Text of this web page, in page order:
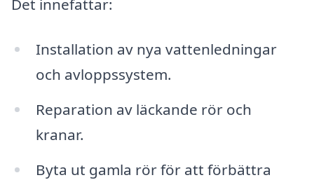
Det innefattar:
Installation av nya vattenledningar
och avloppssystem.
Reparation av läckande rör och
kranar.
Byta ut gamla rör för att förbättra